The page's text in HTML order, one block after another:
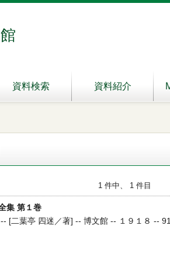
資料検索 資料紹介
1 件中、 1 件目
集 第１巻
[二葉亭 四迷／著] -- 博文館 -- １９１８ --